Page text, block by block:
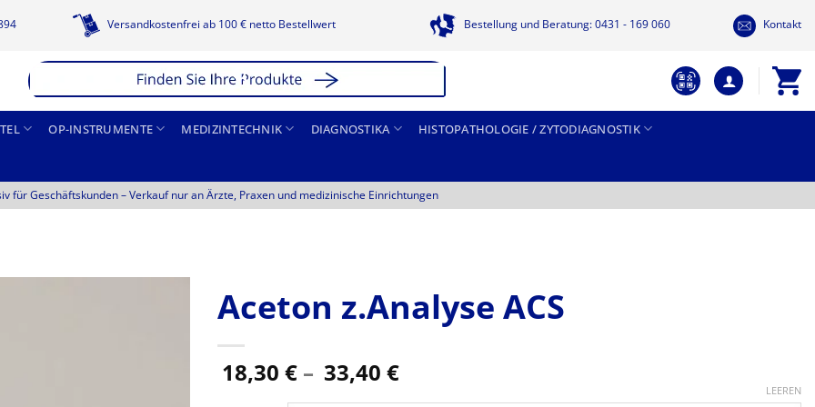
Versandkostenfrei ab 100 € netto Bestellwert Bestellung und Beratung: 0431 - 169 060 Kontakt
OP-INSTRUMENTE MEDIZINTECHNIK DIAGNOSTIKA HISTOPATHOLOGIE / ZYTODIAGNOSTIK
für Geschäftskunden –Verkauf nur an Ärzte, Praxen und medizinische Einrichtungen
Aceton z.Analyse ACS
18,30 € – 33,40 €Preisspanne:
LEEREN